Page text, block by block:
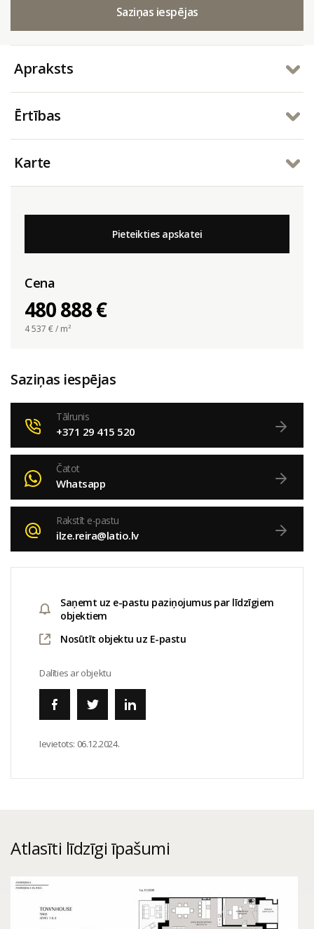
Saziņas iespējas
Apraksts
Ērtības
Karte
Pieteikties apskatei
Cena
480 888 €
4 537 € / m²
Saziņas iespējas
Tālrunis
+371 29 415 520
Čatot
Whatsapp
Rakstīt e-pastu
ilze.reira@latio.lv
Saņemt uz e-pastu paziņojumus par līdzīgiem
objektiem
Nosūtīt objektu uz E-pastu
Dalīties ar objektu
Ievietots: 06.12.2024.
Atlasīti līdzīgi īpašumi